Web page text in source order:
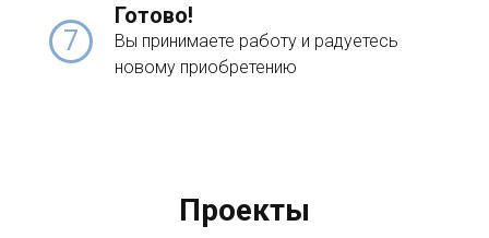
7
Готово!
Вы принимаете работу и радуетесь
новому приобретению
Проекты